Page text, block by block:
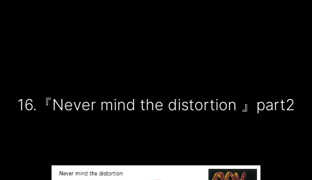
16.『Never mind the distortion 』part2